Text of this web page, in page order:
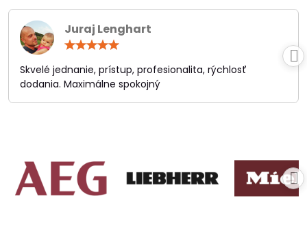
Juraj Lenghart
/
5
Skvelé jednanie, prístup, profesionalita, rýchlosť
dodania. Maximálne spokojný